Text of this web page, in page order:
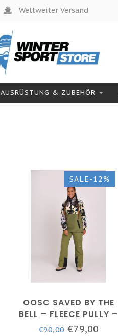
Weltweiter Versand
AUSRÜSTUNG & ZUBEHÖR
SALE-12%
OOSC SAVED BY THE
BELL – FLEECE PULLY –
UNISEX – KHAKI
€90,00€79,00